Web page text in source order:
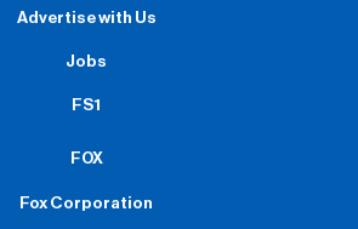
Advertise with Us
Jobs
FS1
FOX
Fox Corporation